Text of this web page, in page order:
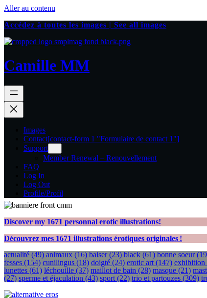
Aller au contenu
Accédez à toutes les images | See all images
Camille MM
Images
Contact[contact-form 1 "Formulaire de contact 1"]
Support
Member Renewal – Renouvellement
FAQ
Log In
Log Out
Profile/Profil
Discover my 1671 personnal erotic illustrations!
Découvrez mes 1671 illustrations érotiques originales !
actualité (49) animaux (16) baiser(23) black (61) bonne soeur
fesses (154) cunilingus (18) doigté (24) erotic art (147) exhibition
lunettes (61) léchouille (37) maillot de bain (28) masque (21)
(27) sperme et éjaculation (43) sport (22) trio et partouzes (309)